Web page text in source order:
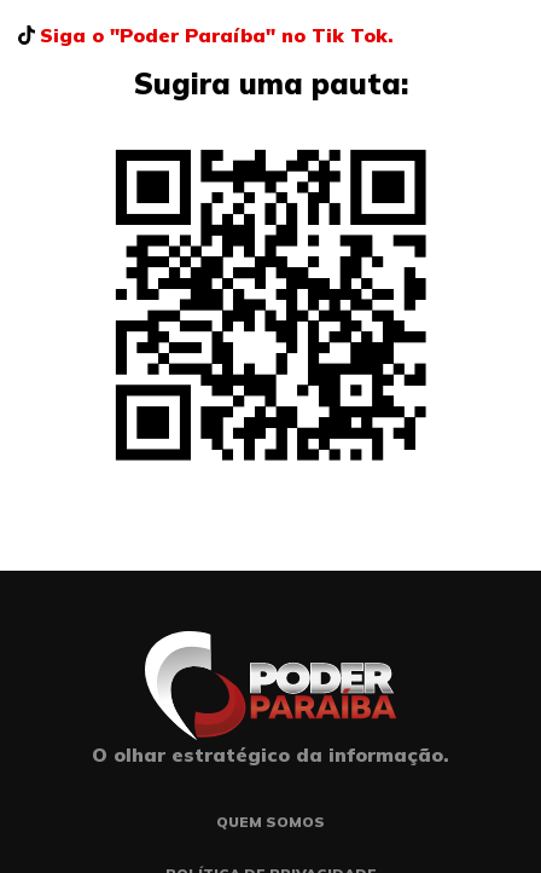
Siga o "Poder Paraíba" no Tik Tok.
Sugira uma pauta:
O olhar estratégico da informação.
QUEM SOMOS